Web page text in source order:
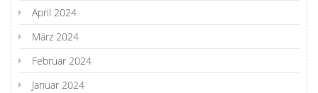
April 2024
März 2024
Februar 2024
Januar 2024